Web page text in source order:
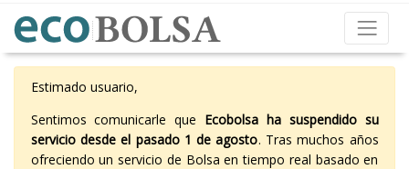
Estimado usuario,
Sentimos comunicarle que Ecobolsa ha suspendido su
servicio desde el pasado 1 de agosto. Tras muchos años
ofreciendo un servicio de Bolsa en tiempo real basado en